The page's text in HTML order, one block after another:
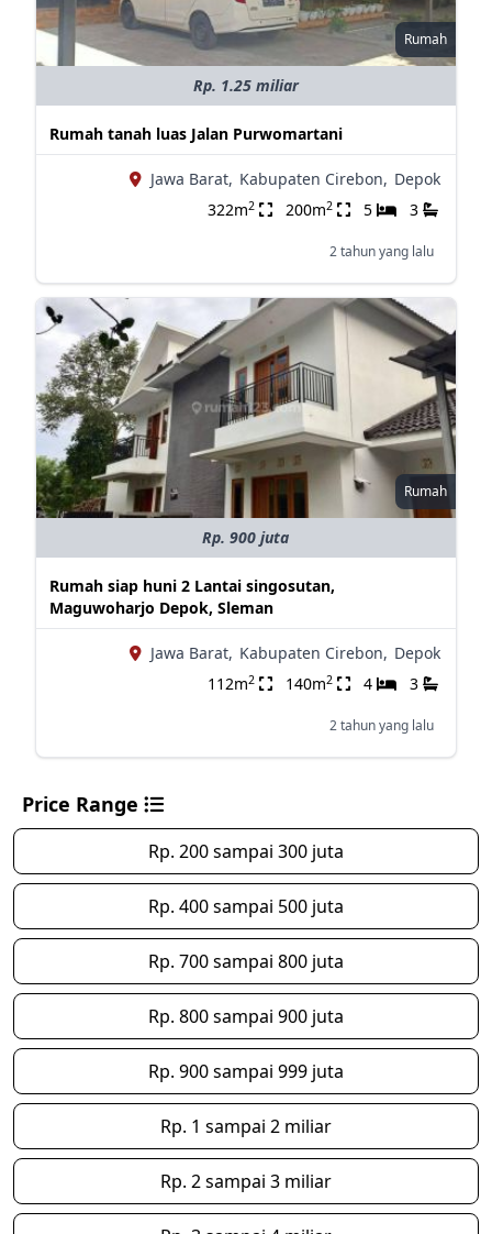
Rumah
Rp. 1.25 miliar
Rumah tanah luas Jalan Purwomartani
Jawa Barat, Kabupaten Cirebon, Depok
322m2 200m2 5 3
2 tahun yang lalu
Rumah
Rp. 900 juta
Rumah siap huni 2 Lantai singosutan,
Maguwoharjo Depok, Sleman
Jawa Barat, Kabupaten Cirebon, Depok
112m2 140m2 4 3
2 tahun yang lalu
Price Range
Rp. 200 sampai 300 juta
Rp. 400 sampai 500 juta
Rp. 700 sampai 800 juta
Rp. 800 sampai 900 juta
Rp. 900 sampai 999 juta
Rp. 1 sampai 2 miliar
Rp. 2 sampai 3 miliar